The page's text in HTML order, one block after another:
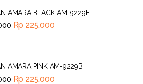
AMARA BLACK AM-9229B
Rp 225.000
AMARA PINK AM-9229B
Rp 225.000